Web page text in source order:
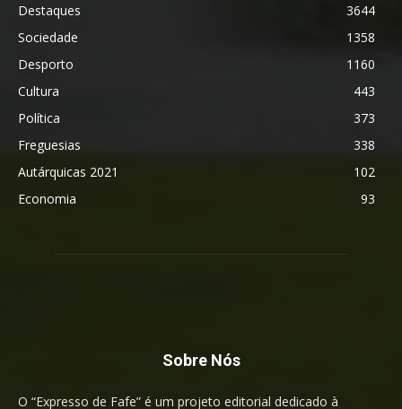
Destaques
3644
Sociedade
1358
Desporto
1160
Cultura
443
Política
373
Freguesias
338
Autárquicas 2021
102
Economia
93
Sobre Nós
O “Expresso de Fafe” é um projeto editorial dedicado à